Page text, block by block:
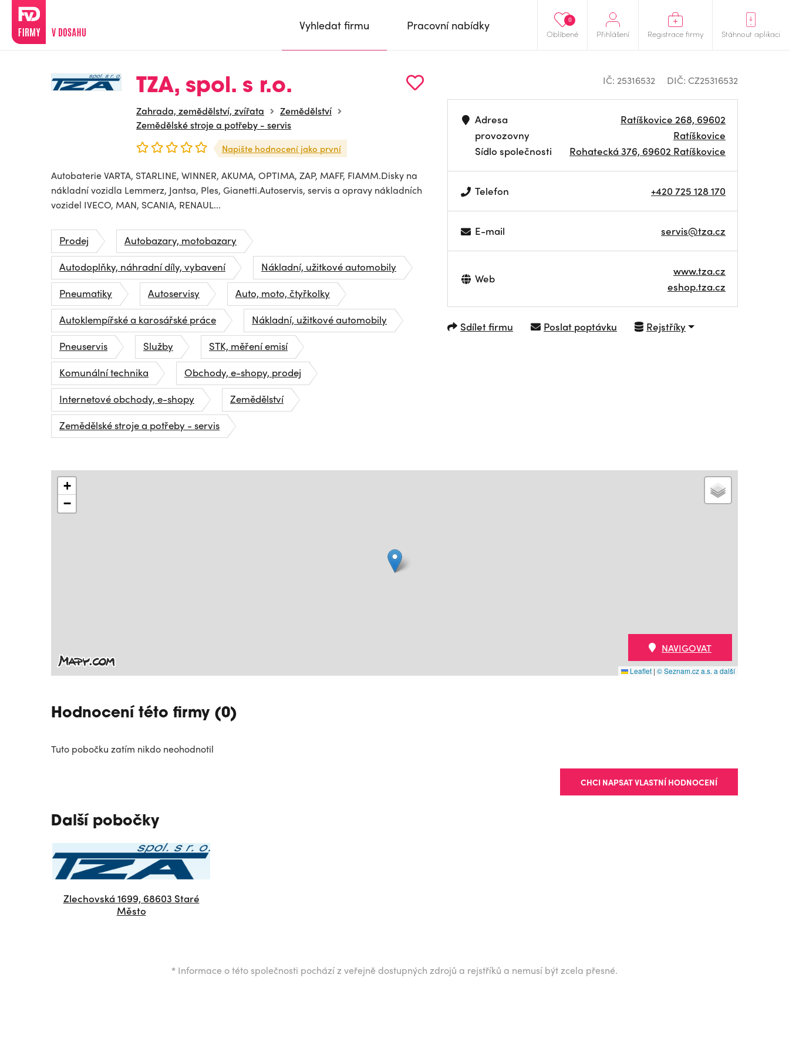
Oblíbené
0
Přihlášení Registrace firmy Stáhnout aplikaci
Vyhledat firmu Pracovní nabídky
TZA, spol. s r.o.
Zahrada, zemědělství, zvířata
Zemědělství
Zemědělské stroje a potřeby - servis
Napište hodnocení jako první
Autobaterie VARTA, STARLINE, WINNER, AKUMA, OPTIMA, ZAP, MAFF, FIAMM.Disky na
nákladní vozidla Lemmerz, Jantsa, Ples, Gianetti.Autoservis, servis a opravy nákladních
vozidel IVECO, MAN, SCANIA, RENAUL...
Prodej
Autobazary, motobazary
Autodoplňky, náhradní díly, vybavení
Nákladní, užitkové automobily
Pneumatiky
Autoservisy
Auto, moto, čtyřkolky
Autoklempířské a karosářské práce
Nákladní, užitkové automobily
Pneuservis
Služby
STK, měření emisí
Komunální technika
Obchody, e-shopy, prodej
Internetové obchody, e-shopy
Zemědělství
Zemědělské stroje a potřeby - servis
IČ: 25316532 DIČ: CZ25316532
Adresa
provozovny
Sídlo společnosti
Ratíškovice 268, 69602
Ratíškovice
Rohatecká 376, 69602 Ratíškovice
Telefon +420 725 128 170
E-mail servis@tza.cz
Web
www.tza.cz
eshop.tza.cz
Sdílet firmu Poslat poptávku Rejstříky
+
−
Leaflet | © Seznam.cz a.s. a další
NAVIGOVAT
Hodnocení této firmy (0)
Tuto pobočku zatím nikdo neohodnotil
CHCI NAPSAT VLASTNÍ HODNOCENÍ
Další pobočky
Zlechovská 1699, 68603 Staré
Město
* Informace o této společnosti pochází z veřejně dostupných zdrojů a rejstříků a nemusí být zcela přesné.